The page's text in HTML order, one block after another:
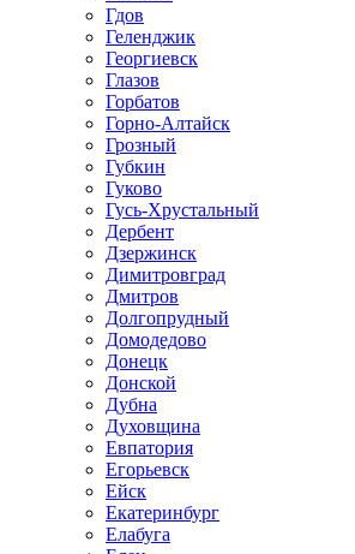
Гдов
Геленджик
Георгиевск
Глазов
Горбатов
Горно-Алтайск
Грозный
Губкин
Гуково
Гусь-Хрустальный
Дербент
Дзержинск
Димитровград
Дмитров
Долгопрудный
Домодедово
Донецк
Донской
Дубна
Духовщина
Евпатория
Егорьевск
Ейск
Екатеринбург
Елабуга